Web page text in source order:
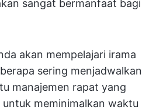
sangat bermanfaat bagi
akan mempelajari irama
sering menjadwalkan
manajemen rapat yang
untuk meminimalkan waktu